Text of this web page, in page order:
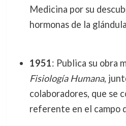
Medicina por su
hormonas de la
1951: Publica su obra
Fisiología Humana,
colaboradores, que se
referente en el campo